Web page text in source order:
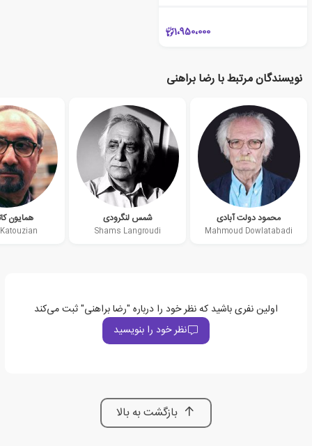
1،950،000
نویسندگان مرتبط با رضا براهنی
محمود دولت آبادی
Mahmoud Dowlatabadi
شمس لنگرودی
Shams Langroudi
همایون
اولین نفری باشید که نظر خود را درباره "رضا براهنی" ثبت می‌کند
نظر خود را بنویسید
بازگشت به بالا